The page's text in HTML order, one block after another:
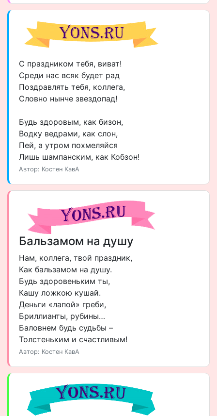
С праздником тебя, виват!
Среди нас всяк будет рад
Поздравлять тебя, коллега,
Словно нынче звездопад!
Будь здоровым, как бизон,
Водку ведрами, как слон,
Пей, а утром похмеляйся
Лишь шампанским, как Кобзон!
Автор: Костен КавА
Бальзамом на душу
Нам, коллега, твой праздник,
Как бальзамом на душу.
Будь здоровеньким ты,
Кашу ложкою кушай.
Деньги «лапой» греби,
Бриллианты, рубины…
Баловнем будь судьбы –
Толстеньким и счастливым!
Автор: Костен КавА